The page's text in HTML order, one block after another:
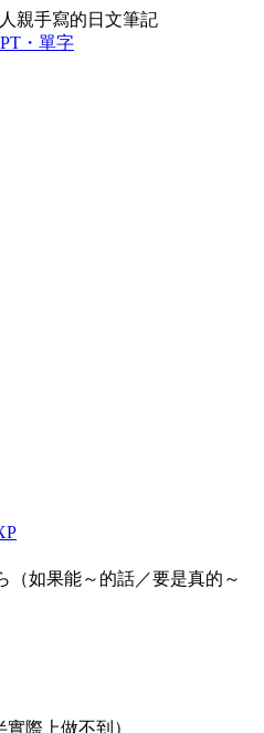
親手寫的日文筆記
・單字
（如果能～的話／要是真的～
際上做不到）